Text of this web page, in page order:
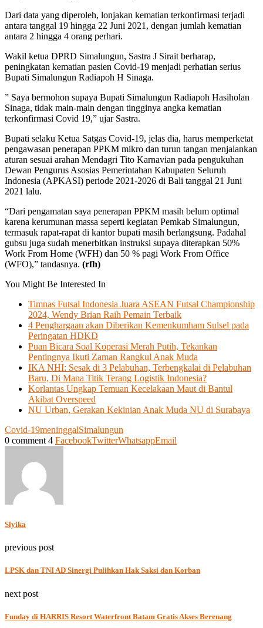
Dari data yang diperoleh, lonjakan kematian terkonfirmasi terjadi
antara tanggal 19 hingga 22 Juni 2021, dengan jumlah kematian
antara 2 hingga 4 orang perhari.
Wakil ketua DPRD Simalungun, Sastra J Sirait berharap,
peningkatan kematian pasien Covid-19 menjadi perhatian serius
Bupati Simalungun Radiapoh H Sinaga.
” Saya bermohon supaya Bupati Simalungun Radiapoh Hasiholan
Sinaga, tidak main-main dengan tingginya angka kematian
terkonfirmasi Covid 19,” ujar Sastra.
Bupati selaku Ketua Satgas Covid-19, jelas dia, harus memperketat
pengawasan penerapan PPKM mikro dan turun tangan menjalankan
aturan sesuai arahan Mendagri Tito Karnavian pada pengukuhan
Dewan Pengurus Asosias Pemerintahan Kabupaten Seluruh
Indonesia (APKASI) periode 2021-2026 di Bali tanggal 21 Juni
2021 lalu.
“Dari pengamatan saya penerapan PPKM masih belum optimal
karena kerumunan massa seperti kegiatan Pemkab Simalungun,
termasuk rapat-rapat di kantor bupati masih berlangsung. Padahal
gubsu juga sudah menerbitkan instruksi supaya diterapkan 50%
Work From Home (WFH) dan 50 % pagi Work From Office
(WFO),” tandasnya. (rfh)
You Might Be Interested In
Timnas Futsal Indonesia Juara ASEAN Futsal Championship
2024, Wendy Brian Raih Pemain Terbaik
4 Penghargaan akan Diberikan Kemenkumham Sulsel pada
Peringatan HDKD
Puan Bicara Soal Koperasi Merah Putih, Tekankan
Pentingnya Ikuti Zaman Rangkul Anak Muda
IKA NHI: Sesak di 3 Pelabuhan, Terbengkalai di Pelabuhan
Baru, Di Mana Titik Terang Logistik Indonesia?
Korlantas Ungkap Temuan Kecelakaan Maut di Bantul
Akibat Overspeed
NU Urban, Gerakan Kekinian Anak Muda NU di Surabaya
Covid-19meninggalSimalungun
0 comment 4 FacebookTwitterWhatsappEmail
Slyika
previous post
LPSK dan TNI AD Sinergi Pulihkan Hak Saksi dan Korban
next post
Funday di HARRIS Resort Waterfront Batam Gratis Akses Berenang